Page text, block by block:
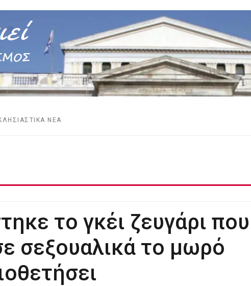
ΝΕΑ
το γκέι ζευγάρι που
σεξουαλικά το μωρό